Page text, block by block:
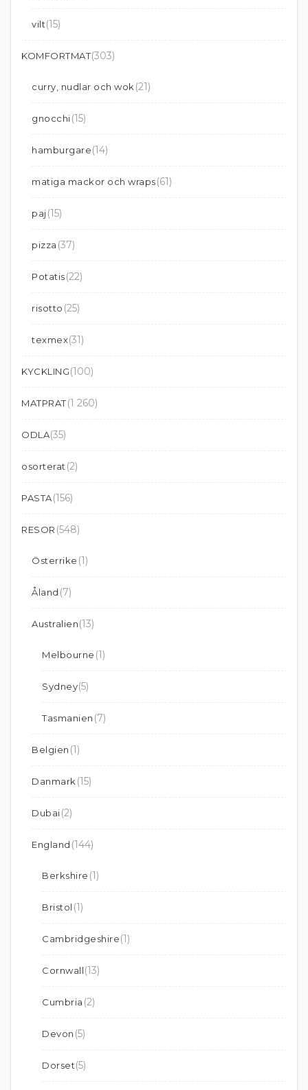
vilt(15)
KOMFORTMAT(303)
curry, nudlar och wok (21)
gnocchi(15)
hamburgare(14)
matiga mackor och wraps(61)
paj(15)
pizza (37)
Potatis(22)
risotto (25)
texmex(31)
KYCKLING(100)
MATPRAT(1 260)
ODLA(35)
osorterat (2)
PASTA(156)
RESOR (548)
Österrike (1)
Åland (7)
Australien(13)
Melbourne (1)
Sydney(5)
Tasmanien (7)
Belgien (1)
Danmark (15)
Dubai(2)
England (144)
Berkshire (1)
Bristol (1)
Cambridgeshire(1)
Cornwall(13)
Cumbria (2)
Devon (5)
Dorset(5)